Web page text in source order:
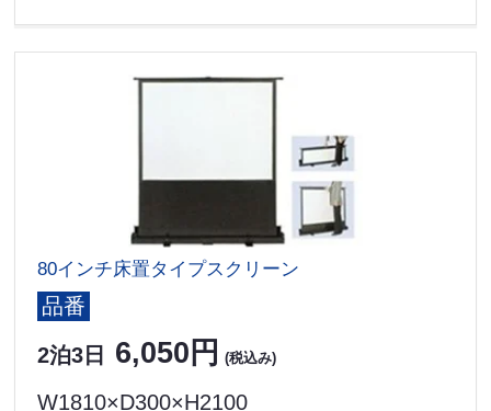
80インチ床置タイプスクリーン
品番
2泊3日 6,050円 (税込み)
W1810×D300×H2100